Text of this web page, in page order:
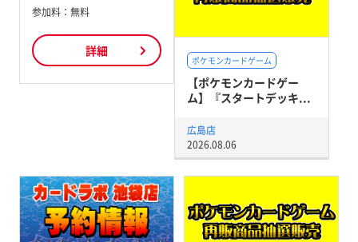
参加料： 無料
詳細
ポケモンカードゲーム
【ポケモンカードゲー
ム】『スタートデッキ...
広島店
2026.08.06